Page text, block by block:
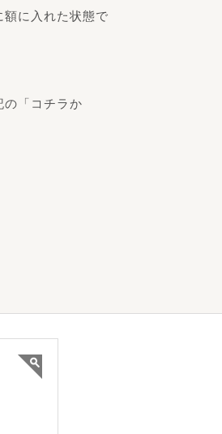
に入れた状態で
の「コチラか